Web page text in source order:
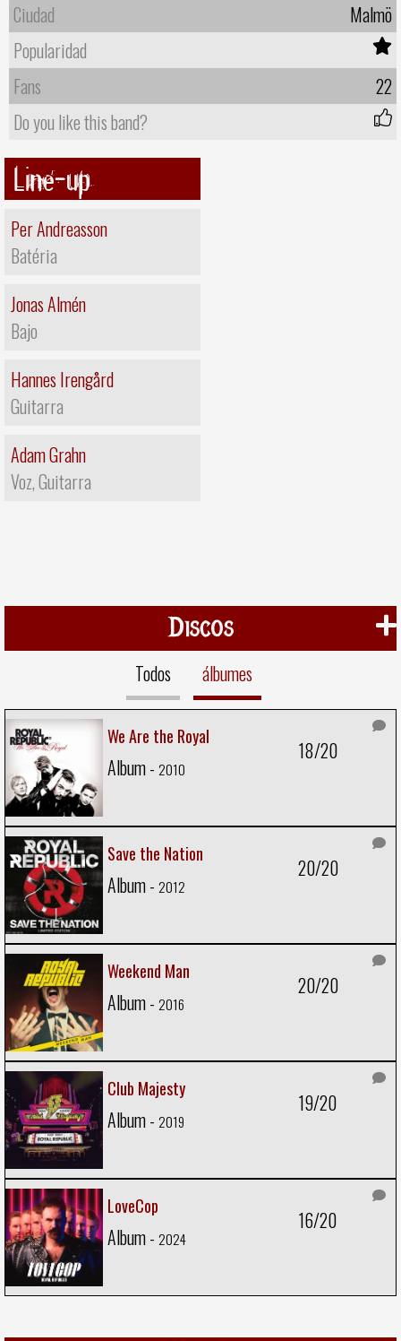
Ciudad
Malmö
Popularidad
Fans
22
Do you like this band?
Line-up
Per Andreasson
Batéria
Jonas Almén
Bajo
Hannes Irengård
Guitarra
Adam Grahn
Voz, Guitarra
Discos
Todos álbumes
We Are the Royal
Album - 2010
18/20
Save the Nation
Album - 2012
20/20
Weekend Man
Album - 2016
20/20
Club Majesty
Album - 2019
19/20
LoveCop
Album - 2024
16/20